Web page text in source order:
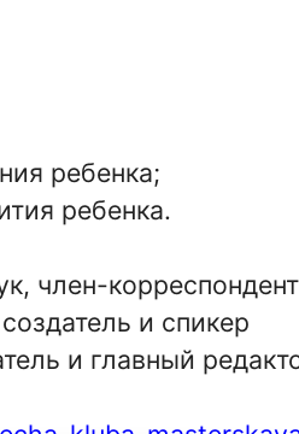
ребенка;
ребенка.
член-корреспондент
и спикер
и главный